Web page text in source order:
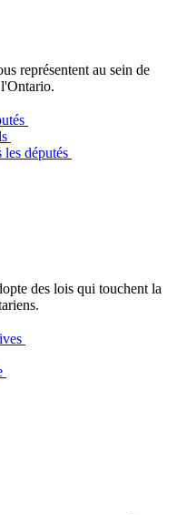
représentent au sein de
les députés
des lois qui touchent la